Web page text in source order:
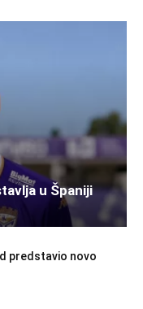
u Španiji
predstavio novo